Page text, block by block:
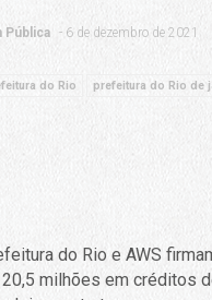
Pública 6 de dezembro de 2021
do Rio prefeitura do Rio de
do Rio e AWS
20,5 milhões em créditos